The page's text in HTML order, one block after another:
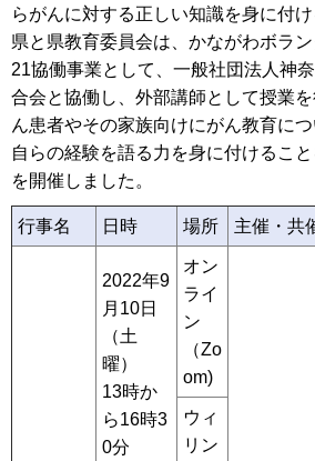
らがんに対する正しい知識を身に付け
県と県教育委員会は、かながわボラ
21協働事業として、一般社団法人神
合会と協働し、外部講師として授業
ん患者やその家族向けにがん教育に
自らの経験を語る力を身に付けるこ
を開催しました。
行事名 日時 場所 主催・共
2022年9
月10日
（土
曜）
13時か
ら16時3
0分
オン
ライ
ン
（Zo
om)
ウィ
リン